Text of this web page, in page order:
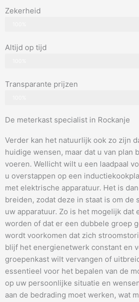
Zekerheid
Altijd op tijd
Transparante prijzen
De meterkast specialist in Rockanje
Verder kan het natuurlijk ook zo zijn
huidige wensen, maar dat u van
voeren. Wellicht wilt u een laadpaal
u overstappen op een
met elektrische apparatuur. Het is
breiden, zodat deze in staat is om
uw apparatuur. Zo is het mogelijk
worden of dat er een dubbele groep
wordt voorkomen dat zich
blijf het energienetwerk constant en
groepenkast wilt vervangen of
essentieel voor het bepalen van de
op uw persoonlijke situatie en
aan de bedrading moet werken, wat